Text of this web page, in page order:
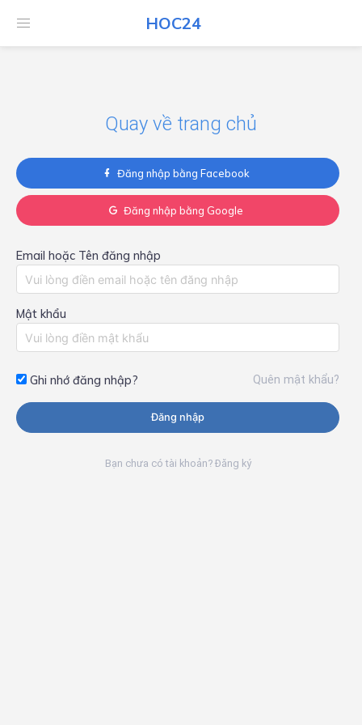
HOC24
HOC24
Quay về trang chủ
Đăng nhập bằng Facebook
Đăng nhập bằng Google
Email hoặc Tên đăng nhập
Mật khẩu
Ghi nhớ đăng nhập? Quên mật khẩu?
Đăng nhập
Bạn chưa có tài khoản? Đăng ký